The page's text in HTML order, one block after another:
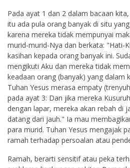
Pada ayat 1 dan 2 dalam bacaan
itu ada pula orang banyak di situ
karena mereka tidak mempunyai
murid-murid-Nya dan berkata: "Hati-
kasihan kepada orang banyak ini.
mengikuti Aku dan mereka tidak
keadaan orang (banyak) yang dalam
Tuhan Yesus merasa empaty
pada ayat 3: Dan jika mereka
dengan lapar, mereka akan rebah di
datang dari jauh." Ia mau
para murid. Tuhan Yesus mengajak
ramah terhadap persoalan atau
Ramah, berarti sensitif atau peka